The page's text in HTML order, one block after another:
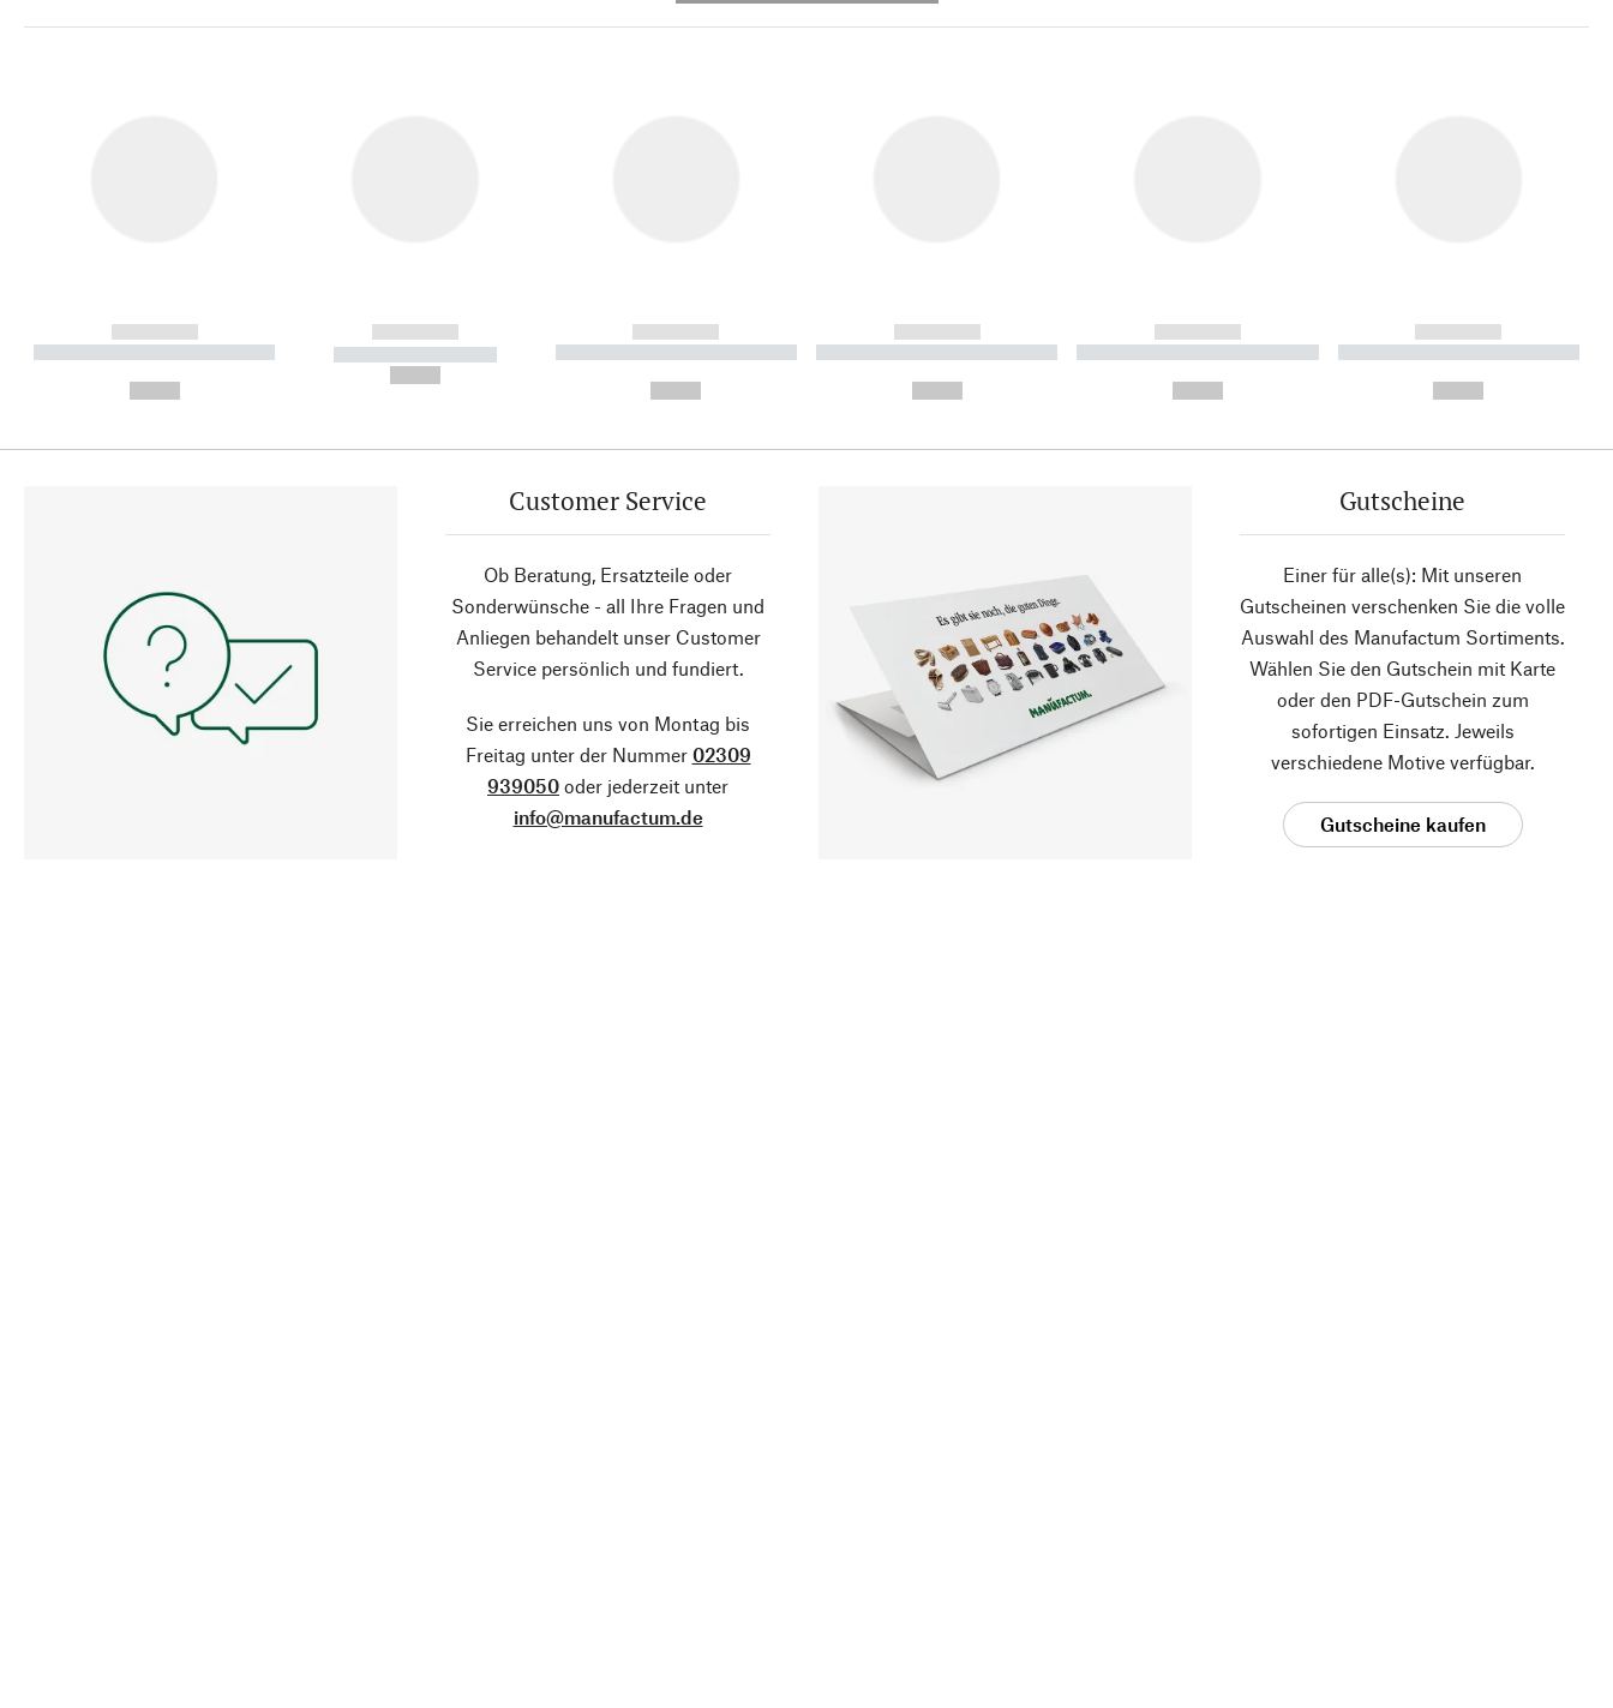
------------
----------- ----------- ----------
------------
----------- -----------
------------
----------- ----------- ----------
------------
----------- ----------- ----------
------------
----------- ----------- ----------
------------
----------- ----------- ----------
Customer Service
Ob Beratung, Ersatzteile oder
Sonderwünsche - all Ihre Fragen und
Anliegen behandelt unser Customer
Service persönlich und fundiert.
Sie erreichen uns von Montag bis
Freitag unter der Nummer 02309
939050 oder jederzeit unter
info@manufactum.de
Gutscheine
Einer für alle(s): Mit unseren
Gutscheinen verschenken Sie die volle
Auswahl des Manufactum Sortiments.
Wählen Sie den Gutschein mit Karte
oder den PDF-Gutschein zum
sofortigen Einsatz. Jeweils
verschiedene Motive verfügbar.
Gutscheine kaufen